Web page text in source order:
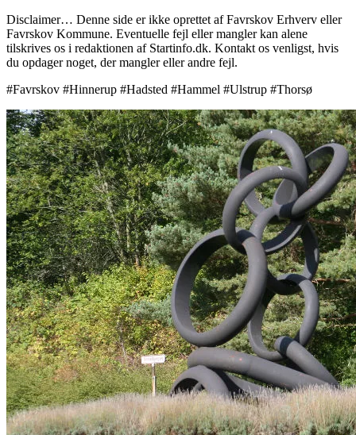
Disclaimer… Denne side er ikke oprettet af Favrskov Erhverv eller
Favrskov Kommune. Eventuelle fejl eller mangler kan alene
tilskrives os i redaktionen af Startinfo.dk. Kontakt os venligst, hvis
du opdager noget, der mangler eller andre fejl.
#Favrskov #Hinnerup #Hadsted #Hammel #Ulstrup #Thorsø